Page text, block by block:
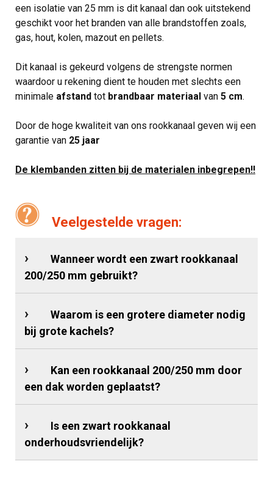
een isolatie van 25 mm is dit kanaal dan ook uitstekend
geschikt voor het branden van alle brandstoffen zoals,
gas, hout, kolen, mazout en pellets.
Dit kanaal is gekeurd volgens de strengste normen
waardoor u rekening dient te houden met slechts een
minimale afstand tot brandbaar materiaal van 5 cm.
Door de hoge kwaliteit van ons rookkanaal geven wij een
garantie van 25 jaar
De klembanden zitten bij de materialen inbegrepen!!
Veelgestelde vragen:
Wanneer wordt een zwart rookkanaal
200/250 mm gebruikt?
Waarom is een grotere diameter nodig
bij grote kachels?
Kan een rookkanaal 200/250 mm door
een dak worden geplaatst?
Is een zwart rookkanaal
onderhoudsvriendelijk?